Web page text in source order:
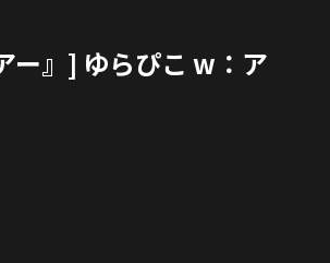
ー』] ゆらぴこ w：ア